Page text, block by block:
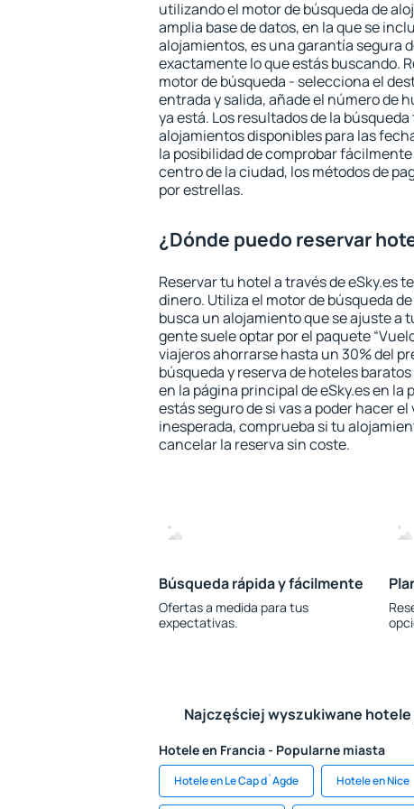
utilizando el motor de búsqueda de
amplia base de datos, en la que se
alojamientos, es una garantía segura
exactamente lo que estás buscando.
motor de búsqueda - selecciona el
entrada y salida, añade el número de
ya está. Los resultados de la
alojamientos disponibles para las
la posibilidad de comprobar
centro de la ciudad, los métodos de
por estrellas.
¿Dónde puedo reservar
Reservar tu hotel a través de eSky.es
dinero. Utiliza el motor de búsqueda
busca un alojamiento que se ajuste a
gente suele optar por el paquete
viajeros ahorrarse hasta un 30% del
búsqueda y reserva de hoteles
en la página principal de eSky.es en la
estás seguro de si vas a poder hacer
inesperada, comprueba si tu
cancelar la reserva sin coste.
Búsqueda rápida y fácilmente
Ofertas a medida para tus
expectativas.
Najczęściej wyszukiwane
Hotele en Francia - Popularne miasta
Hotele en Le Cap d`Agde Hotele en Nice